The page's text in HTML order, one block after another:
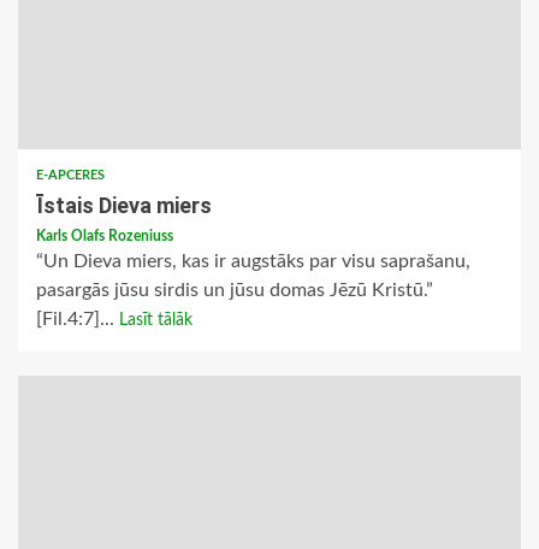
E-APCERES
Īstais Dieva miers
Karls Olafs Rozeniuss
“Un Dieva miers, kas ir augstāks par visu saprašanu,
pasargās jūsu sirdis un jūsu domas Jēzū Kristū.”
[Fil.4:7]... Lasīt tālāk